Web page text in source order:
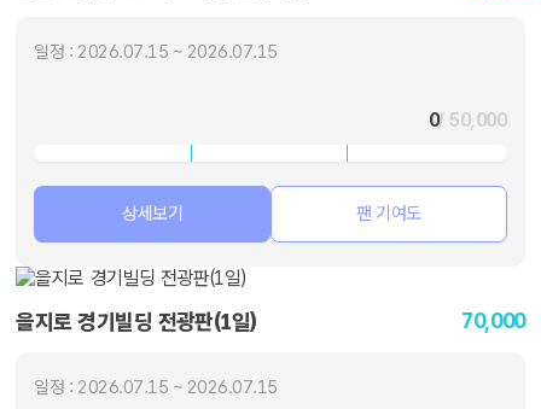
일정 : 2026.07.15 ~ 2026.07.15
0/ 50,000
상세보기 팬 기여도
을지로 경기빌딩 전광판(1일) 70,000
일정 : 2026.07.15 ~ 2026.07.15